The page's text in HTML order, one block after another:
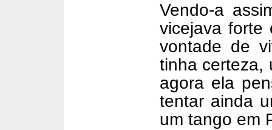
Vendo-a
vicejava forte
vontade de
tinha certeza,
agora ela
tentar ainda
um tango em